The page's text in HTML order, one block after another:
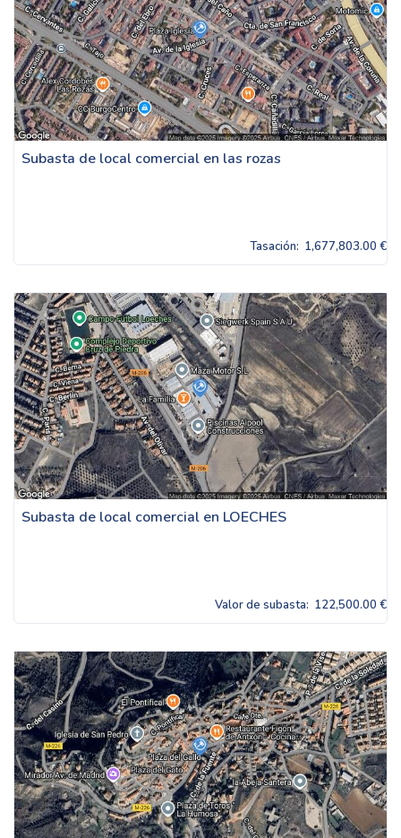
Subasta de local comercial en las rozas
Tasación: 1,677,803.00 €
Subasta de local comercial en LOECHES
Valor de subasta: 122,500.00 €